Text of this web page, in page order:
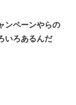
ンペーンやらの
いろあるんだ